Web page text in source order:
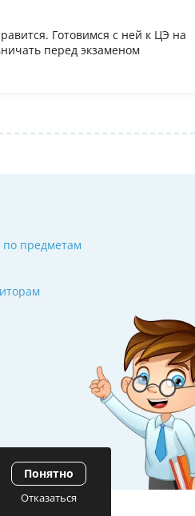
Готовимся с ней к ЦЭ на
перед экзаменом
по предметам
(120 отзывов)
Понятно
Отказаться